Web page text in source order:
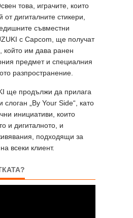
това, играчите, които
от дигиталните стикери,
съвместни
с Capcom, ще получат
който им дава ранен
предмет и специалния
разпространение.
ще продължи да прилага
слоган „By Your Side“, като
инициативи, които
и дигиталното, и
подходящи за
всеки клиент.